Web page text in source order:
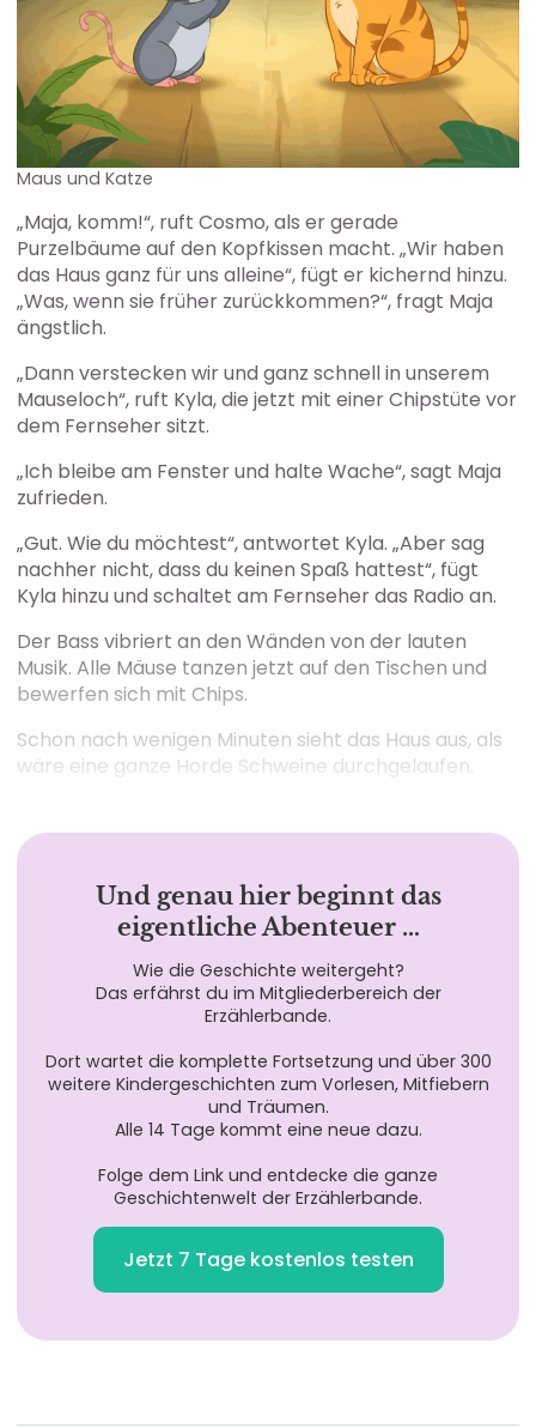
Maus und Katze
„Maja, komm!“, ruft Cosmo, als er gerade
Purzelbäume auf den Kopfkissen macht. „Wir haben
das Haus ganz für uns alleine“, fügt er kichernd hinzu.
„Was, wenn sie früher zurückkommen?“, fragt Maja
ängstlich.
„Dann verstecken wir und ganz schnell in unserem
Mauseloch“, ruft Kyla, die jetzt mit einer Chipstüte vor
dem Fernseher sitzt.
„Ich bleibe am Fenster und halte Wache“, sagt Maja
zufrieden.
„Gut. Wie du möchtest“, antwortet Kyla. „Aber sag
nachher nicht, dass du keinen Spaß hattest“, fügt
Kyla hinzu und schaltet am Fernseher das Radio an.
Der Bass vibriert an den Wänden von der lauten
Musik. Alle Mäuse tanzen jetzt auf den Tischen und
bewerfen sich mit Chips.
Schon nach wenigen Minuten sieht das Haus aus, als
wäre eine ganze Horde Schweine durchgelaufen.
Und genau hier beginnt das
eigentliche Abenteuer …
Wie die Geschichte weitergeht?
Das erfährst du im Mitgliederbereich der
Erzählerbande.
Dort wartet die komplette Fortsetzung und über 300
weitere Kindergeschichten zum Vorlesen, Mitfiebern
und Träumen.
Alle 14 Tage kommt eine neue dazu.
Folge dem Link und entdecke die ganze
Geschichtenwelt der Erzählerbande.
Jetzt 7 Tage kostenlos testen